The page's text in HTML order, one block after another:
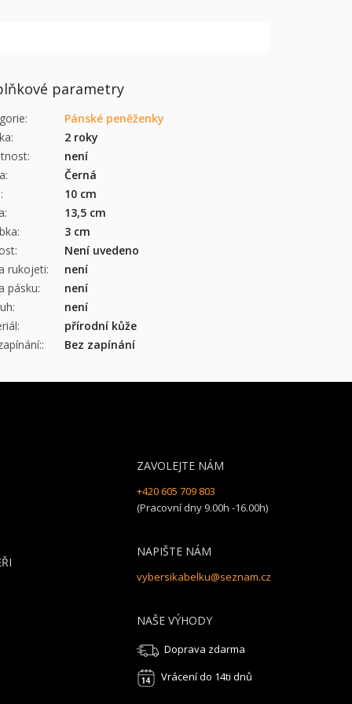
parametry
:
Pánské peněženky
:
2 roky
:
není
:
Černá
:
10 cm
:
13,5 cm
:
3 cm
:
Není uvedeno
rukojeti:
není
pásku:
není
:
není
:
přírodní kůže
: Bez zapínání
ZAVOLEJTE NÁM
+420 605 709 803
(Pracovní dny 9.00h -16.00h)
NAPIŠTE NÁM
vybersikabelku@seznam.cz
NAŠE VÝHODY
Doprava zdarma
Vrácení do 14ti dnů